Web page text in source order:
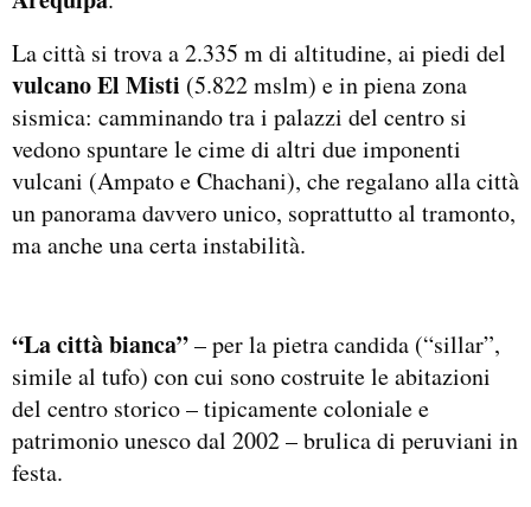
La città si trova a 2.335 m di altitudine, ai piedi del
vulcano El Misti (5.822 mslm) e in piena zona
sismica: camminando tra i palazzi del centro si
vedono spuntare le cime di altri due imponenti
vulcani (Ampato e Chachani), che regalano alla città
un panorama davvero unico, soprattutto al tramonto,
ma anche una certa instabilità.
“La città bianca”– per la pietra candida (“sillar”,
simile al tufo) con cui sono costruite le abitazioni
del centro storico – tipicamente coloniale e
patrimonio unesco dal 2002 – brulica di peruviani in
festa.